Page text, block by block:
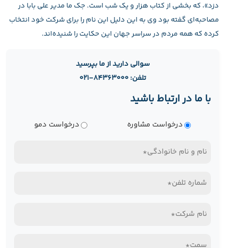
دزد»، که بخشی از کتاب هزار و یک شب است. جک ما مدیر علی بابا در
مصاحبه‌ای گفته بود وی به این دلیل این نام را برای شرکت خود انتخاب
کرده که همه مردم در سراسر جهان این حکایت را شنیده‌اند.
سوالی دارید از ما بپرسید
تلفن: ۸۴۳۶۳۰۰۰-۰۲۱
با ما در ارتباط باشید
درخواست مشاوره درخواست دمو
نام
نام
(Required)
تلفن
(Required)نام
(Required)سمت*